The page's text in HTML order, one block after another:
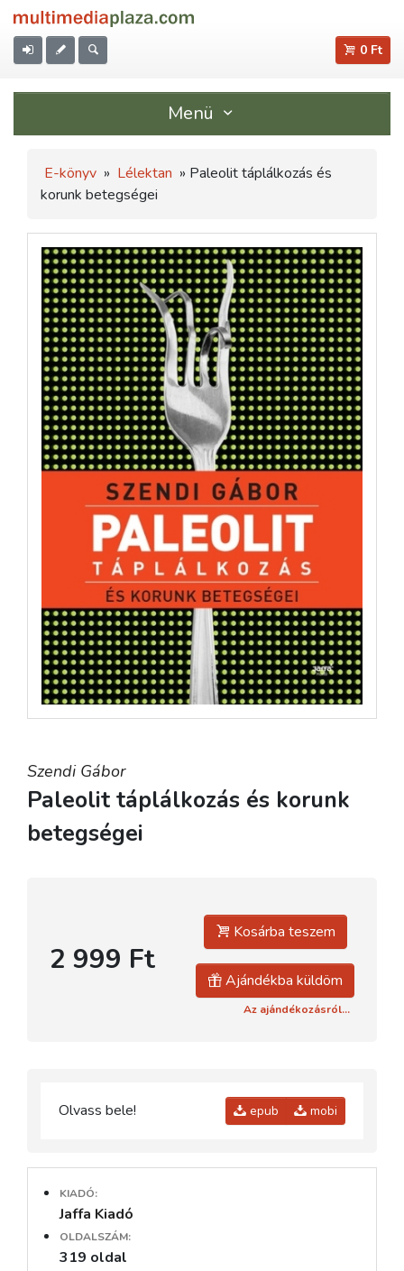
0 Ft
Menü
E-könyv » Lélektan » Paleolit táplálkozás és
korunk betegségei
Szendi Gábor
Paleolit táplálkozás és korunk
betegségei
2 999 Ft
Kosárba teszem
Ajándékba küldöm
Az ajándékozásról...
Olvass bele! epub mobi
KIADÓ:
Jaffa Kiadó
OLDALSZÁM:
319 oldal